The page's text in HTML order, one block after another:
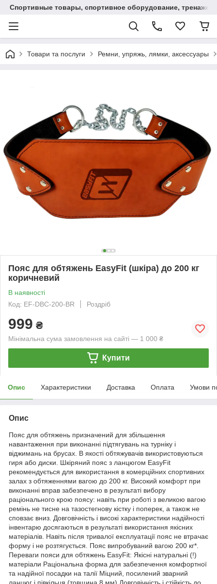
Спортивные товары, спортивное оборудование,
Товари та послуги Ремни, упряжь, лямки, аксессуары
Пояс для обтяжень EasyFit (шкіра) до 200 кг
коричневий
В наявності
Код: EF-DBC-200-BR
Роздріб
999 ₴
Мінімальна сума замовлення на сайті — 1 000 ₴
Купити
Опис Характеристики Доставка Оплата Умови
Опис
Пояс для обтяжень призначений для збільшення
навантаження при виконанні підтягувань на турніку і
віджимань на брусах. В якості обтяжувачів використовуються
гиря або диски. Шкіряний пояс з ланцюгом EasyFit
рекомендується для використання в комерційних спортивних
залах з обтяженнями вагою до 200 кг. Високий комфорт при
виконанні вправ забезпечено в результаті вибору
раціонального крою поясу: навіть при роботі з великою вагою
ремінь не тисне на тазостегнову кістку і поперек, а також не
сповзає вниз. Довговічність і високі характеристики надійності
інвентарю досягаються в результаті використання якісних
матеріалів. Навіть після тривалої експлуатації пояс не втрачає
форму і не розтягується. Пояс випробуваний вагою 200 кг*.
Переваги пояси для обтяжень EasyFit: Якісні натуральні (!)
матеріали Раціональна форма для забезпечення комфортної
та надійної посадки на талії Міцний, посилений зварний
ланцюг і півкільця (товщина 8 мм) Довговічність і стійкість до